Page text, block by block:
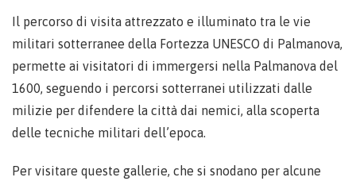
Il percorso di visita attrezzato e illuminato tra le vie
militari sotterranee della Fortezza UNESCO di Palmanova,
permette ai visitatori di immergersi nella Palmanova del
1600, seguendo i percorsi sotterranei utilizzati dalle
milizie per difendere la città dai nemici, alla scoperta
delle tecniche militari dell’epoca.
Per visitare queste gallerie, che si snodano per alcune